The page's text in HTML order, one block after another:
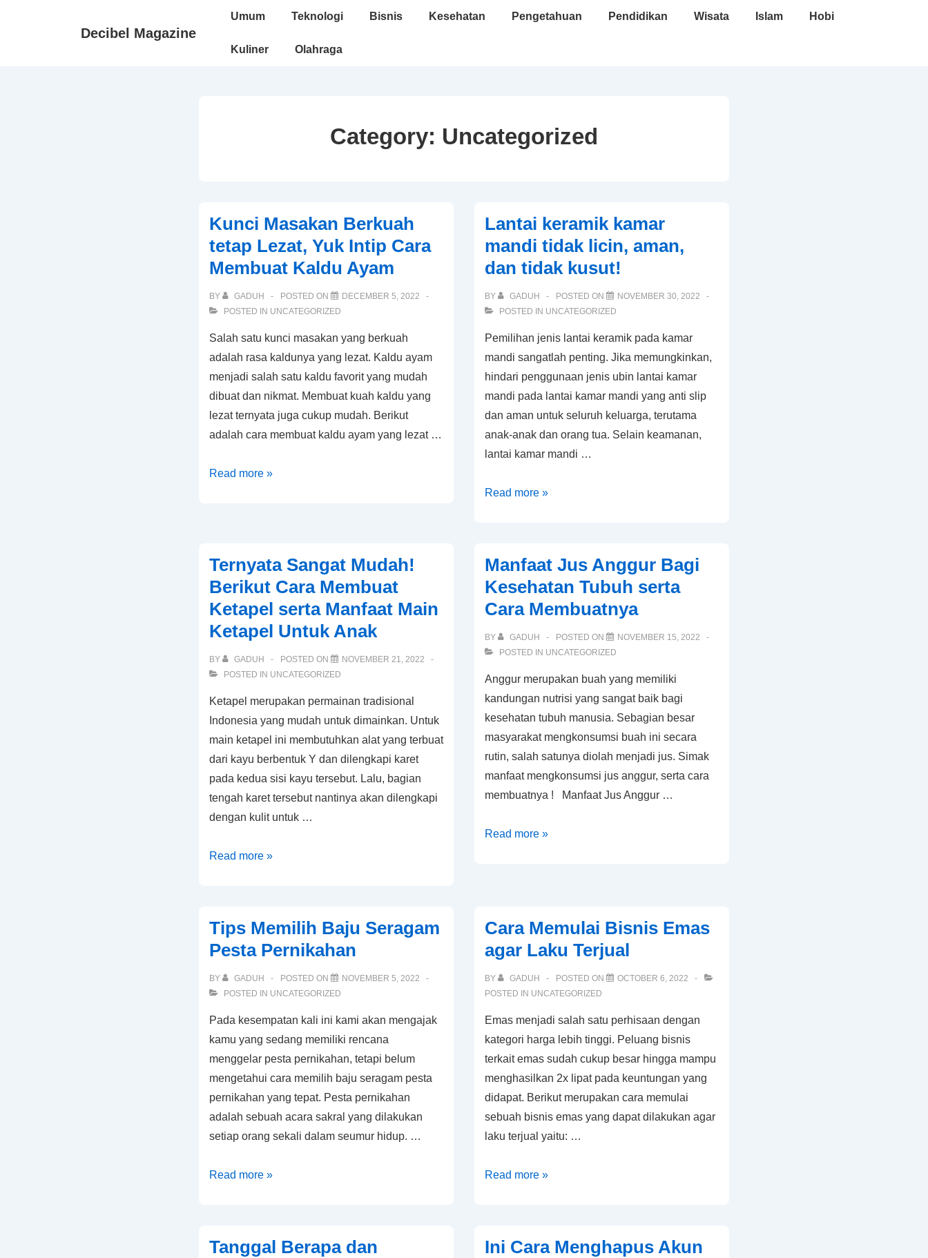
Decibel Magazine
Main
Umum Teknologi Bisnis Kesehatan Pengetahuan Pendidikan Wisata Islam Hobi
Kuliner Olahraga
Category: Uncategorized
Kunci Masakan Berkuah
tetap Lezat, Yuk Intip Cara
Membuat Kaldu Ayam
BY GADUH POSTED ON
DECEMBER 5, 2022
POSTED IN UNCATEGORIZED
Salah satu kunci masakan yang berkuah
adalah rasa kaldunya yang lezat. Kaldu ayam
menjadi salah satu kaldu favorit yang mudah
dibuat dan nikmat. Membuat kuah kaldu yang
lezat ternyata juga cukup mudah. Berikut
adalah cara membuat kaldu ayam yang lezat …
Kunci
Yuk
Intip
Cara
Membuat
Ayam
Read more »
Lantai keramik kamar
mandi tidak licin, aman,
dan tidak kusut!
BY GADUH POSTED ON
NOVEMBER 30, 2022
POSTED IN UNCATEGORIZED
Pemilihan jenis lantai keramik pada kamar
mandi sangatlah penting. Jika memungkinkan,
hindari penggunaan jenis ubin lantai kamar
mandi pada lantai kamar mandi yang anti slip
dan aman untuk seluruh keluarga, terutama
anak-anak dan orang tua. Selain keamanan,
lantai kamar mandi …
Lantai
tidak
licin,
aman,
tidak
Read more »
Ternyata Sangat Mudah!
Berikut Cara Membuat
Ketapel serta Manfaat Main
Ketapel Untuk Anak
BY GADUH POSTED ON
NOVEMBER 21, 2022
POSTED IN UNCATEGORIZED
Ketapel merupakan permainan tradisional
Indonesia yang mudah untuk dimainkan. Untuk
main ketapel ini membutuhkan alat yang terbuat
dari kayu berbentuk Y dan dilengkapi karet
pada kedua sisi kayu tersebut. Lalu, bagian
tengah karet tersebut nantinya akan dilengkapi
dengan kulit untuk …
Ternyata
Cara
Membuat
Ketapel
serta
Ketapel
Untuk
Anak
Read more »
Manfaat Jus Anggur Bagi
Kesehatan Tubuh serta
Cara Membuatnya
BY GADUH POSTED ON
NOVEMBER 15, 2022
POSTED IN UNCATEGORIZED
Anggur merupakan buah yang memiliki
kandungan nutrisi yang sangat baik bagi
kesehatan tubuh manusia. Sebagian besar
masyarakat mengkonsumsi buah ini secara
rutin, salah satunya diolah menjadi jus. Simak
manfaat mengkonsumsi jus anggur, serta cara
membuatnya ! Manfaat Jus Anggur …
Manfaat
Tubuh
serta
Membuatnya
Read more »
Tips Memilih Baju Seragam
Pesta Pernikahan
BY GADUH POSTED ON
NOVEMBER 5, 2022
POSTED IN UNCATEGORIZED
Pada kesempatan kali ini kami akan mengajak
kamu yang sedang memiliki rencana
menggelar pesta pernikahan, tetapi belum
mengetahui cara memilih baju seragam pesta
pernikahan yang tepat. Pesta pernikahan
adalah sebuah acara sakral yang dilakukan
setiap orang sekali dalam seumur hidup. …
Tips
Pesta
Read more »
Cara Memulai Bisnis Emas
agar Laku Terjual
BY GADUH POSTED ON
OCTOBER 6, 2022
POSTED IN UNCATEGORIZED
Emas menjadi salah satu perhisaan dengan
kategori harga lebih tinggi. Peluang bisnis
terkait emas sudah cukup besar hingga mampu
menghasilkan 2x lipat pada keuntungan yang
didapat. Berikut merupakan cara memulai
sebuah bisnis emas yang dapat dilakukan agar
laku terjual yaitu: …
Cara
agar
Read more »
Tanggal Berapa dan
Ini Cara Menghapus Akun